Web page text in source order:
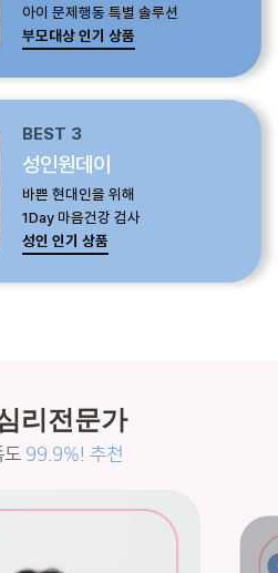
아이 문제행동 특별 솔루션
부모대상 인기 상품
BEST 3
성인원데이
바쁜 현대인을 위해
1Day 마음건강 검사
성인 인기 상품
리전문가
99.9%! 추천